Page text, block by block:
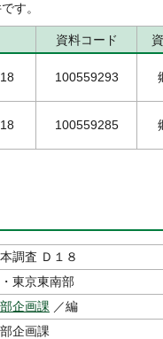
す。
資料コード
100559293
100559285
調査 Ｄ１８
東京東南部
企画課 ／編
企画課